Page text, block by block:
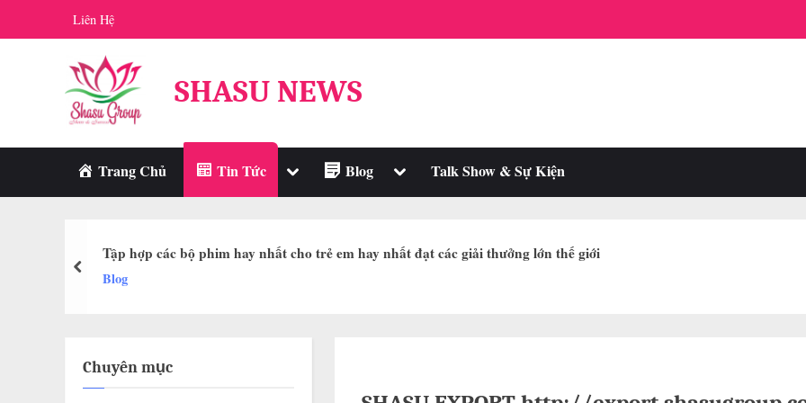
to
Liên Hệ
SHASU NEWS
Trang Chủ Tin Tức Toggle
menu
Blog Toggle
menu
Talk Show & Sự Kiện
Tập hợp các bộ phim hay nhất cho trẻ em hay nhất đạt các giải thưởng lớn thế giới
Blog
prev
Chuyên mục